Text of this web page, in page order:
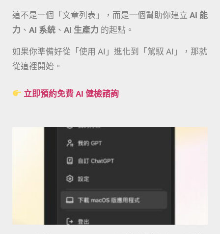
這不是一個「文章列表」，而是一個幫助你建立 AI 能
力 、 AI 系統 、 AI 生產力 的起點。
如果你準備好從「使用 AI」進化到「駕馭 AI」，那就
從這裡開始。
立即預約免費 AI 健檢諮詢